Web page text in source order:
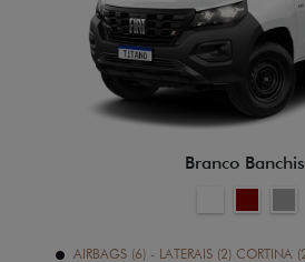
Branco
AIRBAGS (6) - LATERAIS (2) CORTINA